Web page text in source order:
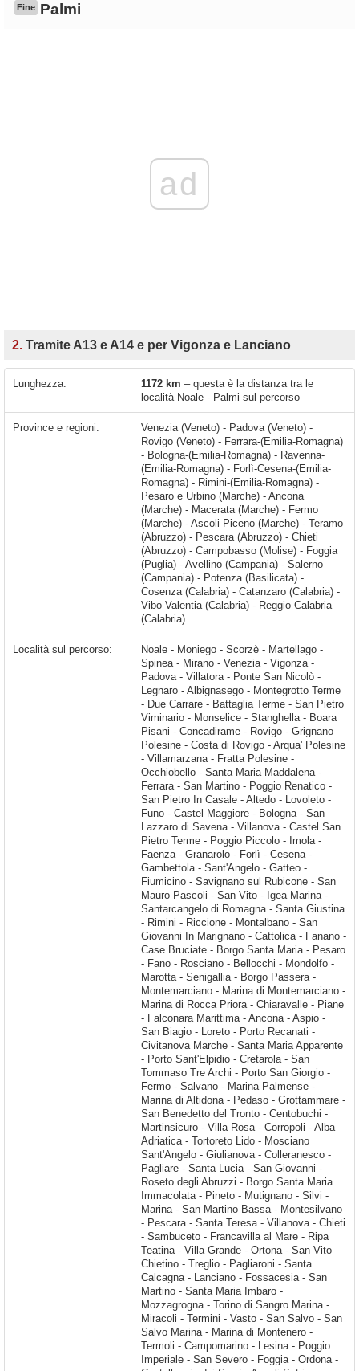
Fine Palmi
ad
2. Tramite A13 e A14 e per Vigonza e Lanciano
Lunghezza: 1172 km – questa è la distanza tra le
località Noale - Palmi sul percorso
Province e regioni:
Venezia (Veneto) - Padova (Veneto) -
Rovigo (Veneto) - Ferrara-(Emilia-Romagna)
- Bologna-(Emilia-Romagna) - Ravenna-
(Emilia-Romagna) - Forlì-Cesena-(Emilia-
Romagna) - Rimini-(Emilia-Romagna) -
Pesaro e Urbino (Marche) - Ancona
(Marche) - Macerata (Marche) - Fermo
(Marche) - Ascoli Piceno (Marche) - Teramo
(Abruzzo) - Pescara (Abruzzo) - Chieti
(Abruzzo) - Campobasso (Molise) - Foggia
(Puglia) - Avellino (Campania) - Salerno
(Campania) - Potenza (Basilicata) -
Cosenza (Calabria) - Catanzaro (Calabria) -
Vibo Valentia (Calabria) - Reggio Calabria
(Calabria)
Località sul percorso: Noale - Moniego - Scorzè - Martellago - Spinea - Mirano - Venezia - Vigonza - Padova - Villatora - Ponte San Nicolò - Legnaro - Albignasego - Montegrotto Terme - Due Carrare - Battaglia Terme - San Pietro Viminario - Monselice - Stanghella - Boara Pisani - Concadirame - Rovigo - Grignano Polesine - Costa di Rovigo - Arqua' Polesine - Villamarzana - Fratta Polesine - Occhiobello - Santa Maria Maddalena - Ferrara - San Martino - Poggio Renatico - San Pietro In Casale - Altedo - Lovoleto - Funo - Castel Maggiore -